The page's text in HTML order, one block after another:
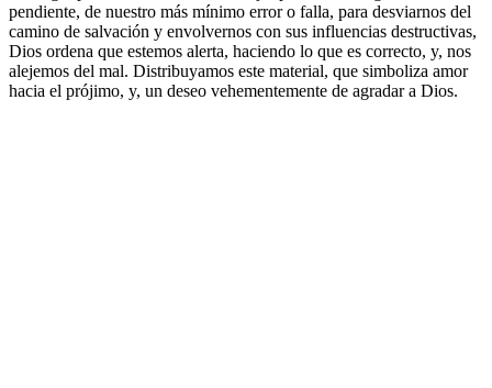
pendiente, de nuestro más mínimo error o falla, para desviarnos del
camino de salvación y envolvernos con sus influencias destructivas,
Dios ordena que estemos alerta, haciendo lo que es correcto, y, nos
alejemos del mal. Distribuyamos este material, que simboliza amor
hacia el prójimo, y, un deseo vehementemente de agradar a Dios.